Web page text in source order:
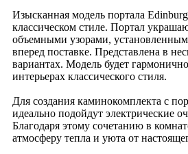
Изысканная модель портала
классическом стиле. Портал
объемными узорами,
вперед поставке. Представлена в
вариантах. Модель будет
интерьерах классического стиля.
Для создания каминокомплекта с
идеально подойдут электрические
Благодаря этому сочетанию в
атмосферу тепла и уюта от